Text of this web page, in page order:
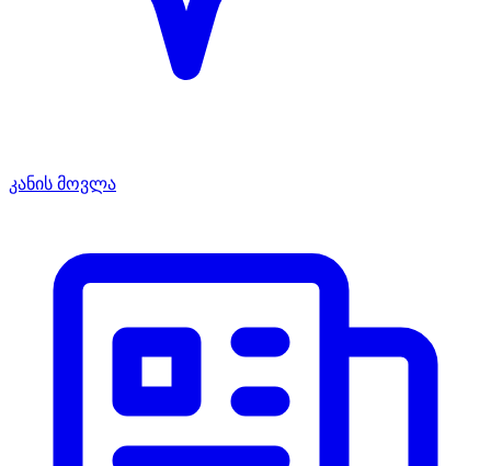
კანის მოვლა